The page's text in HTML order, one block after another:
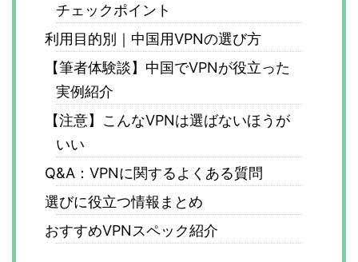
チェックポイント
利用目的別｜中国用VPNの選び方
【筆者体験談】中国でVPNが役立った
実例紹介
【注意】こんなVPNは選ばないほうが
いい
Q&A：VPNに関するよくある質問
選びに役立つ情報まとめ
おすすめVPNスペック紹介